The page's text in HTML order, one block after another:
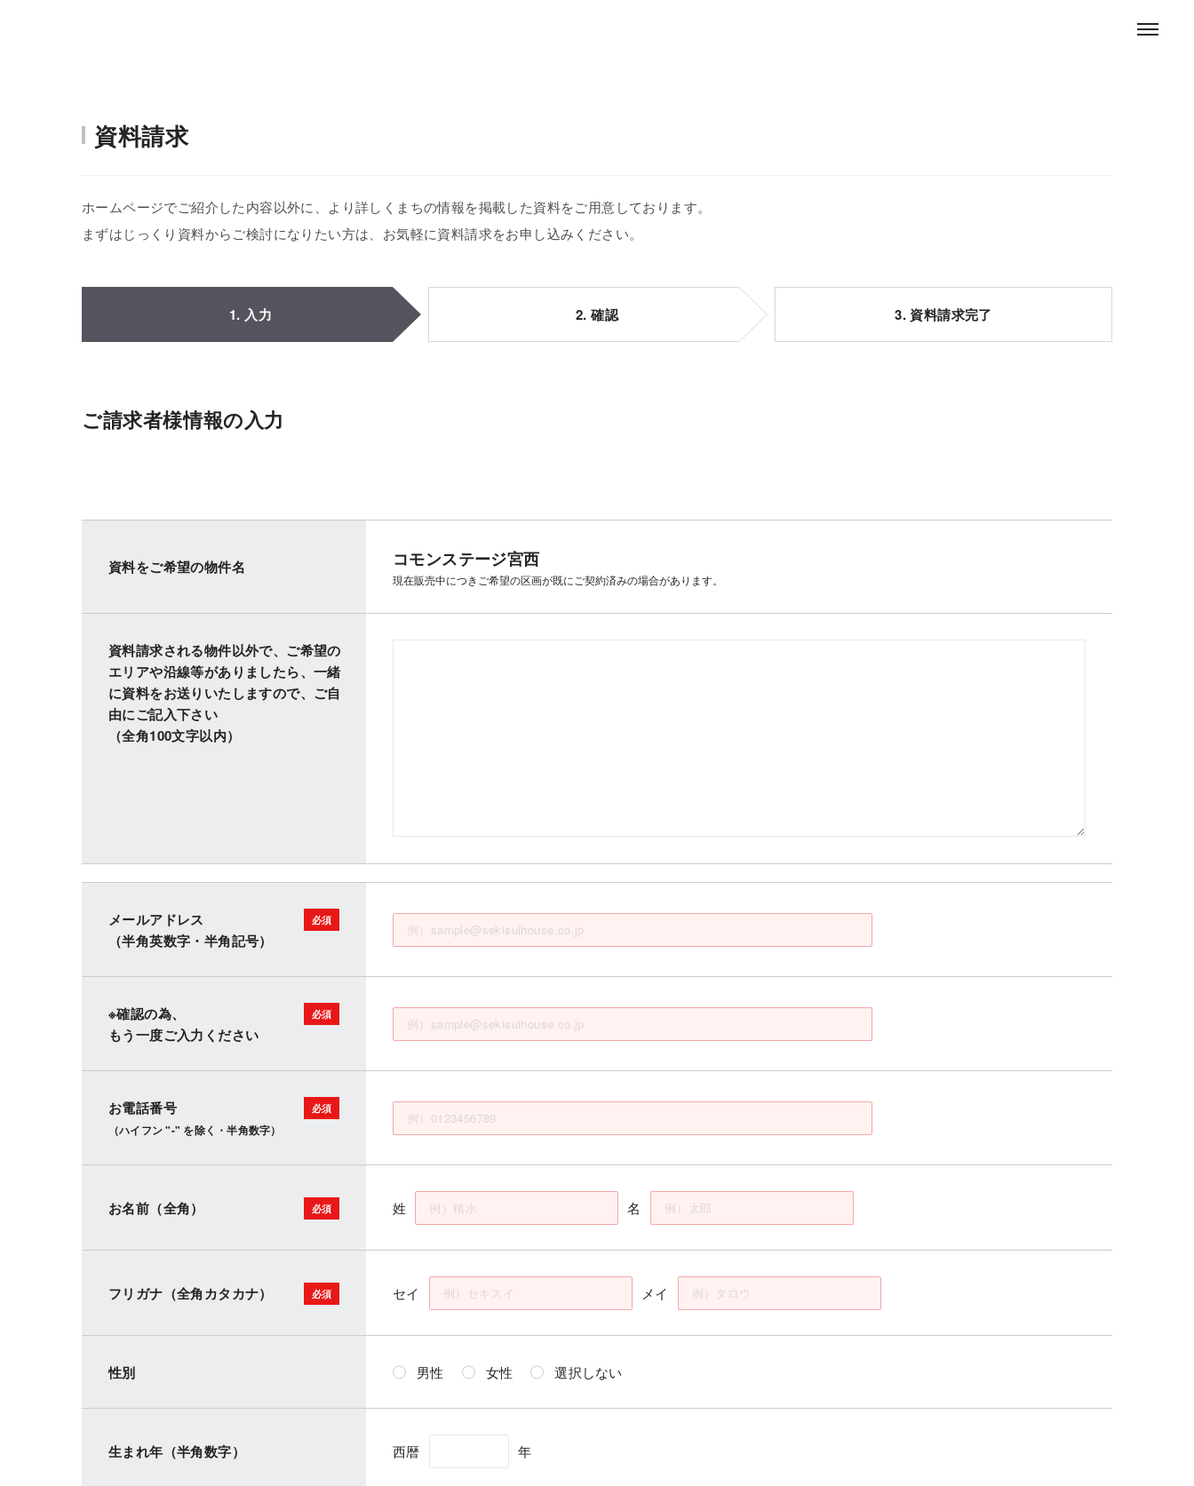
資料請求
ホームページでご紹介した内容以外に、より詳しくまちの情報を掲載した資料をご用意しております。
まずはじっくり資料からご検討になりたい方は、お気軽に資料請求をお申し込みください。
1. 入力 2. 確認 3. 資料請求完了
ご請求者様情報の入力
資料をご希望の物件名 コモンステージ宮西
現在販売中につきご希望の区画が既にご契約済みの場合があります。
資料請求される物件以外で、ご希望の
エリアや沿線等がありましたら、一緒
に資料をお送りいたしますので、ご自
由にご記入下さい
（全角100文字以内）
メールアドレス
（半角英数字・半角記号）
※確認の為、
もう一度ご入力ください
お電話番号
（ハイフン "-" を除く・半角数字）
お名前（全角） 姓 名
フリガナ（全角カタカナ） セイ メイ
性別 男性 女性 選択しない
生まれ年（半角数字） 西暦 年